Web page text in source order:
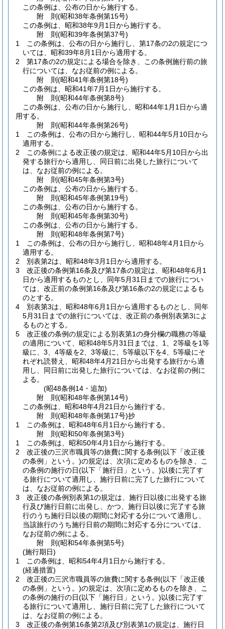
この条例は、公布の日から施行する。
附 則(昭和38年条例第15号)
この条例は、昭和38年9月1日から施行する。
附 則(昭和39年条例第37号)
1
この条例は、公布の日から施行し、第17条の2の規定につ
いては、昭和39年8月1日から適用する。
2
第17条の2の規定による場合を除き、この条例施行前の旅
行については、なお従前の例による。
附 則(昭和41年条例第18号)
この条例は、昭和41年7月1日から施行する。
附 則(昭和44年条例第8号)
この条例は、公布の日から施行し、昭和44年1月1日から適
用する。
附 則(昭和44年条例第26号)
1
この条例は、公布の日から施行し、昭和44年5月10日から
適用する。
2
この条例による改正後の規定は、昭和44年5月10日から出
発する旅行から適用し、同日前に出発した旅行について
は、なお従前の例による。
附 則(昭和45年条例第3号)
この条例は、公布の日から施行する。
附 則(昭和45年条例第19号)
この条例は、公布の日から施行する。
附 則(昭和45年条例第30号)
この条例は、公布の日から施行する。
附 則(昭和48年条例第7号)
1
この条例は、公布の日から施行し、昭和48年4月1日から
適用する。
2
別表第2は、昭和48年3月1日から適用する。
3
改正後の条例第16条及び第17条の規定は、昭和48年6月1
日から適用するものとし、同年5月31日までの旅行につい
ては、改正前の条例第16条及び第16条の2の規定によるも
のとする。
4
別表第3は、昭和48年6月1日から適用するものとし、同年
5月31日までの旅行については、改正前の条例別表第3によ
るものとする。
5
改正後の条例の規定による別表第1の身分欄の職務の等級
の適用について、昭和48年5月31日までは、1、2等級を1等
級に、3、4等級を2、3等級に、5等級以下を4、5等級にそ
れぞれ読替え、昭和48年4月21日から出発する旅行から適
用し、同日前に出発した旅行については、なお従前の例に
よる。
(昭48条例14・追加)
附 則(昭和48年条例第14号)
この条例は、昭和48年4月21日から施行する。
附 則(昭和48年条例第17号)抄
1
この条例は、昭和48年6月1日から施行する。
附 則(昭和50年条例第3号)
1
この条例は、昭和50年4月1日から施行する。
2
改正後の三沢市職員等の旅費に関する条例(以下「改正後
の条例」という。)の規定は、次項に定めるものを除き、こ
の条例の施行の日(以下「施行日」という。)以後に完了す
る旅行について適用し、施行日前に完了した旅行について
は、なお従前の例による。
3
改正後の条例別表第1の規定は、施行日以後に出発する旅
行及び施行日前に出発し、かつ、施行日以後に完了する旅
行のうち施行日以後の期間に対応する分について適用し、
当該旅行のうち施行日前の期間に対応する分については、
なお従前の例による。
附 則(昭和54年条例第5号)
(施行期日)
1
この条例は、昭和54年4月1日から施行する。
(経過措置)
2
改正後の三沢市職員等の旅費に関する条例(以下「改正後
の条例」という。)の規定は、次項に定めるものを除き、こ
の条例の施行の日(以下「施行日」という。)以後に完了す
る旅行について適用し、施行日前に完了した旅行について
は、なお従前の例による。
3
改正後の条例第16条第2項及び別表第1の規定は、施行日